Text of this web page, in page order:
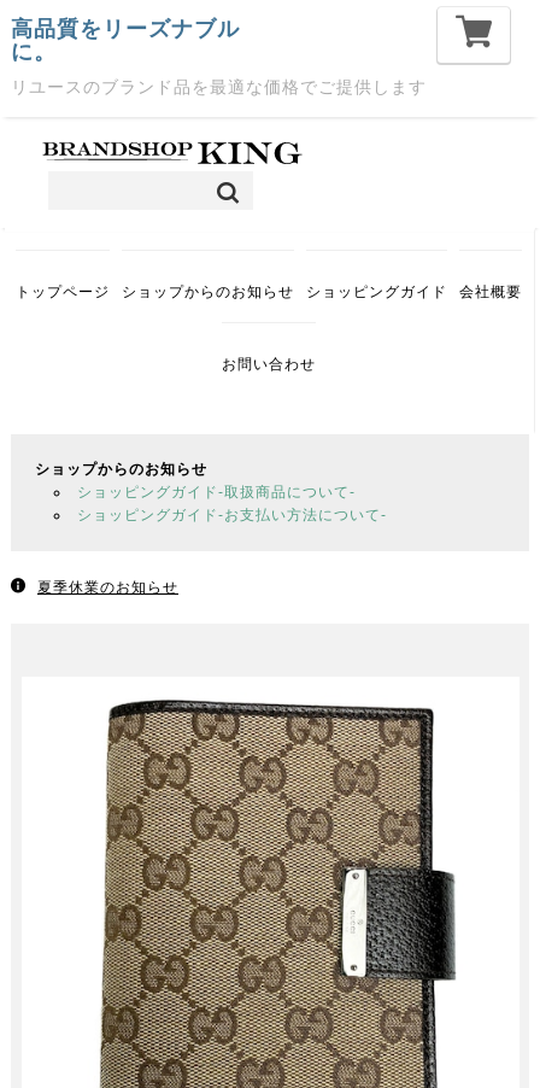
高品質をリーズナブル
に。
リユースのブランド品を最適な価格でご提供します
トップページ ショップからのお知らせ ショッピングガイド 会社概要
お問い合わせ
ショップからのお知らせ
ショッピングガイド-取扱商品について-
ショッピングガイド-お支払い方法について-
夏季休業のお知らせ